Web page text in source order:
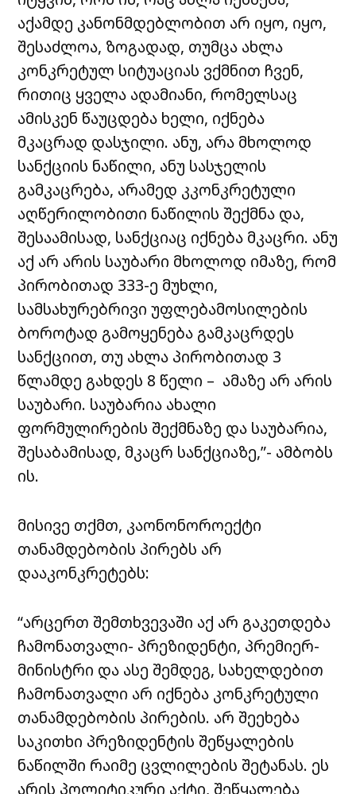
აქამდე კანონმდებლობით არ იყო, იყო,
შესაძლოა, ზოგადად, თუმცა ახლა
კონკრეტულ სიტუაციას ვქმნით ჩვენ,
რითიც ყველა ადამიანი, რომელსაც
ამისკენ წაუცდება ხელი, იქნება
მკაცრად დასჯილი. ანუ, არა მხოლოდ
სანქციის ნაწილი, ანუ სასჯელის
გამკაცრება, არამედ კკონკრეტული
აღწერილობითი ნაწილის შექმნა და,
შესაამისად, სანქციაც იქნება მკაცრი. ანუ
აქ არ არის საუბარი მხოლოდ იმაზე, რომ
პირობითად 333-ე მუხლი,
სამსახურებრივი უფლებამოსილების
ბოროტად გამოყენება გამკაცრდეს
სანქციით, თუ ახლა პირობითად 3
წლამდე გახდეს 8 წელი – ამაზე არ არის
საუბარი. საუბარია ახალი
ფორმულირების შექმნაზე და საუბარია,
შესაბამისად, მკაცრ სანქციაზე,”- ამბობს
ის.
მისივე თქმთ, კაონონოროექტი
თანამდებობის პირებს არ
დააკონკრეტებს:
“არცერთ შემთხვევაში აქ არ გაკეთდება
ჩამონათვალი- პრეზიდენტი, პრემიერ-
მინისტრი და ასე შემდეგ, სახელდებით
ჩამონათვალი არ იქნება კონკრეტული
თანამდებობის პირების. არ შეეხება
საკითხი პრეზიდენტის შეწყალების
ნაწილში რაიმე ცვლილების შეტანას. ეს
არის პოლიტიკური აქტი, შეწყალება